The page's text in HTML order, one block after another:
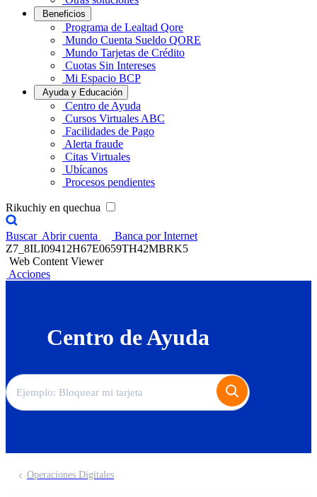
Beneficios
Programa de Lealtad Qore
Mundo Cuenta Sueldo QORE
Mundo Tarjetas de Crédito
Cuotas Sin Intereses
Mi Espacio BCP
Ayuda y Educación
Centro de Ayuda
Cursos Virtuales ABC
Facilidades de Pago
Alerta fraude
Citas Virtuales
Ubícanos
Procesos pendientes
Rikuchiy en quechua
Buscar Abrir cuenta
Banca por Internet
Z7_8ILI09412H67E0659TH42MBRK5
Web Content Viewer
Acciones
Centro de Ayuda
Operaciones Digitales